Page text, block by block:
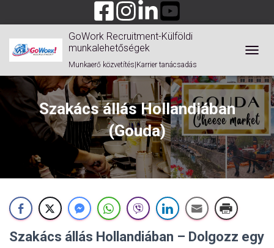
GoWork Recruitment-Külföldi
munkalehetőségek
Munkaerő közvetítés|Karrier tanácsadás
Szakács állás Hollandiában
(Gouda)
Szakács állás Hollandiában – Dolgozz egy